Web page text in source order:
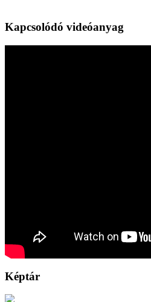
Kapcsolódó videóanyag
Képtár